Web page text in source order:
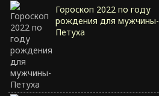
Гороскоп 2022 по году
рождения для мужчины-
Петуха